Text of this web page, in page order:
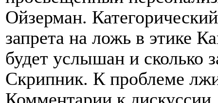
Ойзерман.
запрета на ложь в этике
будет услышан и сколько
Скрипник. К проблеме